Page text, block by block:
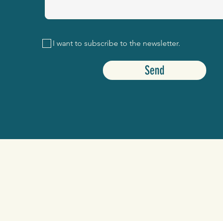
I want to subscribe to the newsletter.
Send